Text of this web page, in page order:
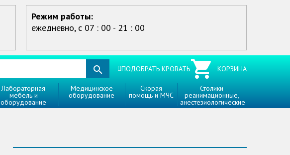
Режим работы:
ежедневно, с 07 : 00 - 21 : 00
ПОДОБРАТЬ КРОВАТЬ КОРЗИНА
Лабораторная
мебель и
оборудование
Медицинское
оборудование
Скорая
помощь и МЧС
Столики
реанимационные,
анестезиологические